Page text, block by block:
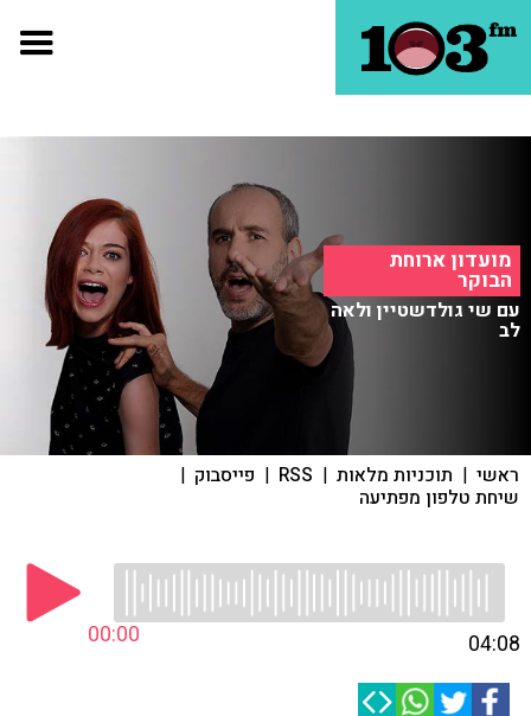
מועדון ארוחת
הבוקר
עם שי גולדשטיין ולאה
לב
ראשי | תוכניות מלאות |
RSS
| פייסבוק |
שיחת טלפון מפתיעה
00:00 04:08